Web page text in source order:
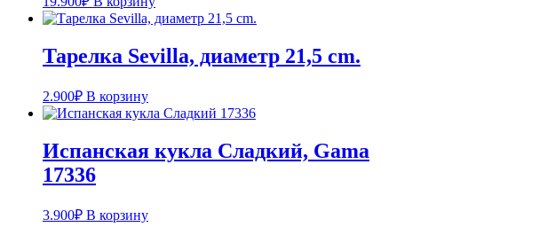
Тарелка Sevilla, диаметр 21,5 cm.
2.900₽ В корзину
Испанская кукла Cладкий, Gama
17336
3.900₽ В корзину